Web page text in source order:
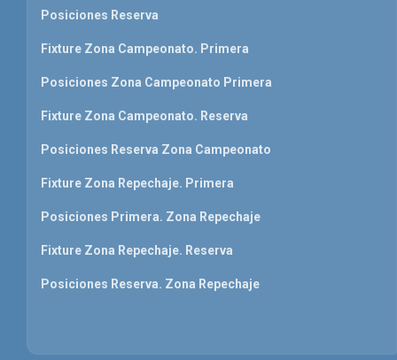
Posiciones Reserva
Fixture Zona Campeonato. Primera
Posiciones Zona Campeonato Primera
Fixture Zona Campeonato. Reserva
Posiciones Reserva Zona Campeonato
Fixture Zona Repechaje. Primera
Posiciones Primera. Zona Repechaje
Fixture Zona Repechaje. Reserva
Posiciones Reserva. Zona Repechaje